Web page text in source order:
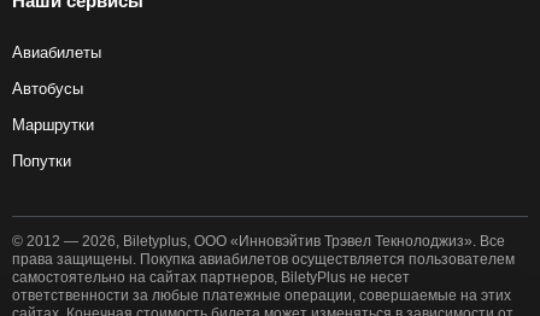
Авиабилеты
Автобусы
Маршрутки
Попутки
© 2012 — 2026, Biletyplus, ООО «Инновэйтив Трэвел Текнолоджиз». Все
права защищены. Покупка авиабилетов осуществляется пользователем
самостоятельно на сайтах партнеров, BiletyPlus не несет
ответственности за любые платежные операции, совершаемые на этих